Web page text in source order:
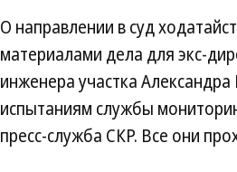
О направлении в суд
материалами дела для экс-
инженера участка
испытаниям службы
пресс-служба СКР. Все они